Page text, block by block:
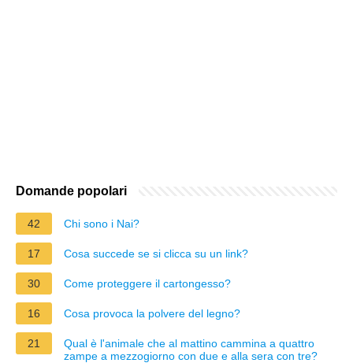
Domande popolari
42 Chi sono i Nai?
17 Cosa succede se si clicca su un link?
30 Come proteggere il cartongesso?
16 Cosa provoca la polvere del legno?
21
Qual è l'animale che al mattino cammina a quattro
zampe a mezzogiorno con due e alla sera con tre?